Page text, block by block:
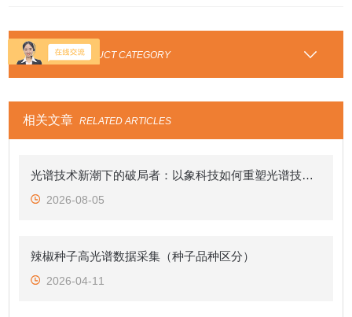
产品分类PRODUCT CATEGORY
相关文章 RELATED ARTICLES
光谱技术新潮下的破局者：以象科技如何重塑光谱技术应用新范式？附高质量光谱解决方案案例
2026-08-05
辣椒种子高光谱数据采集（种子品种区分）
2026-04-11